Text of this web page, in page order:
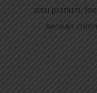
arcu pretium,
Aenean